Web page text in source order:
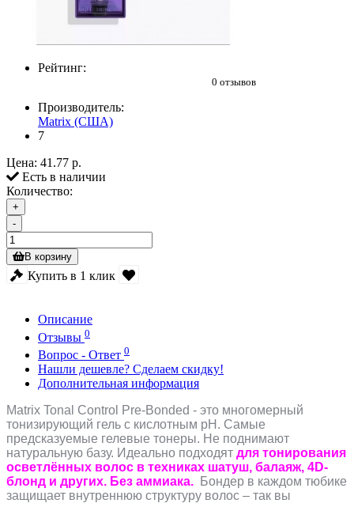
Рейтинг:
0 отзывов
Производитель:
Matrix (США)
7
Цена: 41.77 р.
Есть в наличии
Количество:
+
-
В корзину
Купить в 1 клик
Описание
Отзывы 0
Вопрос - Ответ 0
Нашли дешевле? Сделаем скидку!
Дополнительная информация
Matrix Tonal Control Pre-Bonded - это многомерный
тонизирующий гель с кислотным pH. Самые
предсказуемые гелевые тонеры. Не поднимают
натуральную базу. Идеально подходят для тонирования
осветлённых волос в техниках шатуш, балаяж, 4D-
блонд и других. Без аммиака.
Бондер в каждом тюбике
защищает внутреннюю структуру волос – так вы